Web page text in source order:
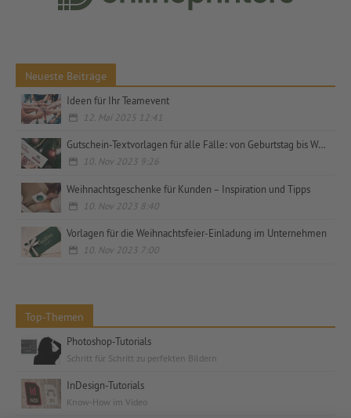
Neueste Beiträge
Ideen für Ihr Teamevent
12. Mai 2025 12:41
Gutschein-Textvorlagen für alle Fälle: von Geburtstag bis Weihnachten, privat und geschäftlich
10. Nov 2023 9:26
Weihnachtsgeschenke für Kunden – Inspiration und Tipps
10. Nov 2023 8:40
Vorlagen für die Weihnachtsfeier-Einladung im Unternehmen
10. Nov 2023 7:00
Top-Themen
Photoshop-Tutorials
Schritt für Schritt zu perfekten Bildern
InDesign-Tutorials
Know-How im Video